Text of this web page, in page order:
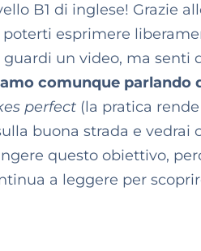
B1 di inglese! Grazie
esprimere
un video, ma senti
comunque parlando
perfect (la pratica
buona strada e vedrai
questo obiettivo,
a leggere per